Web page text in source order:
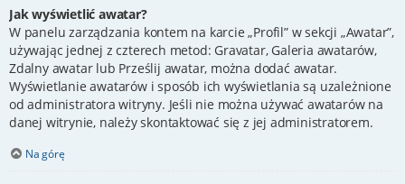
Jak wyświetlić awatar?
W panelu zarządzania kontem na karcie „Profil” w sekcji „Awatar”,
używając jednej z czterech metod: Gravatar, Galeria awatarów,
Zdalny awatar lub Prześlij awatar, można dodać awatar.
Wyświetlanie awatarów i sposób ich wyświetlania są uzależnione
od administratora witryny. Jeśli nie można używać awatarów na
danej witrynie, należy skontaktować się z jej administratorem.
Na górę